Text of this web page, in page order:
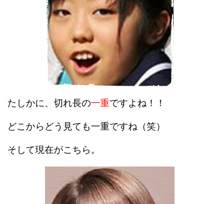
たしかに、切れ長の一重ですよね！！
どこからどう見ても一重ですね（笑）
そして現在がこちら。